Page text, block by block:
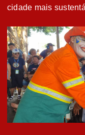
cidade mais